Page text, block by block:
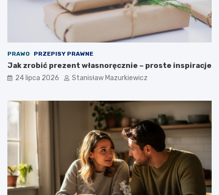
PRAWO PRZEPISY PRAWNE
Jak zrobić prezent własnoręcznie – proste inspiracje
24 lipca 2026 Stanisław Mazurkiewicz